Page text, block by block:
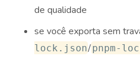
de qualidade
se você exporta sem
lock.json/pnpm-